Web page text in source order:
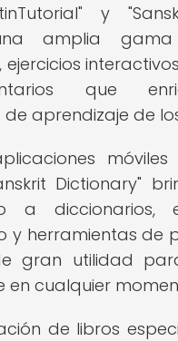
y
amplia
ejercicios
que
de aprendizaje de
móviles
Dictionary"
a diccionarios,
y herramientas de
gran utilidad
en cualquier
de libros